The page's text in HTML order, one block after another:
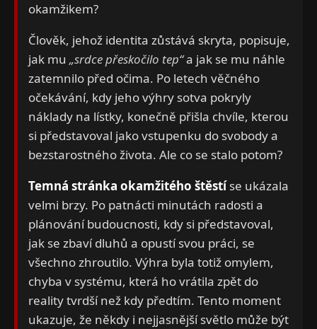
okamžikem?
Člověk, jehož identita zůstává skryta, popisuje,
jak mu „srdce přeskočilo tep“a jak se mu náhle
zatemnilo před očima. Po letech věčného
očekávání, kdy jeho výhry sotva pokryly
náklady na lístky, konečně přišla chvíle, kterou
si představoval jako vstupenku do svobody a
bezstarostného života. Ale co se stalo potom?
Temná stránka okamžitého štěstíse ukázala
velmi brzy. Po patnácti minutách radosti a
plánování budoucnosti, kdy si představoval,
jak se zbaví dluhů a opustí svou práci, se
všechno zhroutilo. Výhra byla totiž omylem,
chyba v systému, která ho vrátila zpět do
reality tvrdší než kdy předtím. Tento moment
ukazuje, že někdy i nejjasnější světlo může být